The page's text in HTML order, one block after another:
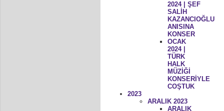
2024 | ŞEF
SALİH
KAZANCIOĞLU
ANISINA
KONSER
OCAK
2024 |
TÜRK
HALK
MÜZİĞİ
KONSERİYLE
COŞTUK
2023
ARALIK 2023
ARALIK